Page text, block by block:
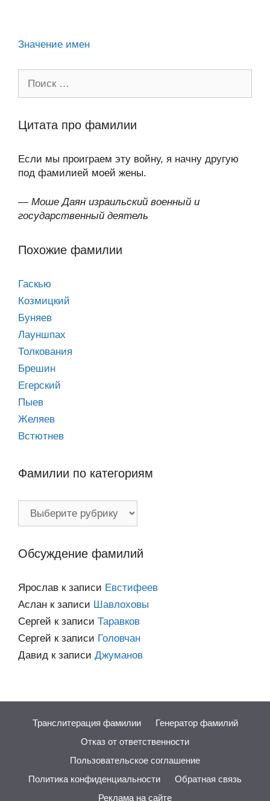
Значение имен
Цитата про фамилии
Если мы проиграем эту войну, я начну другую
под фамилией моей жены.
— Моше Даян израильский военный и
государственный деятель
Похожие фамилии
Гаскью
Козмицкий
Буняев
Лауншпах
Толкования
Брешин
Егерский
Пыев
Желяев
Встютнев
Фамилии по категориям
Фамилии
Обсуждение фамилий
Ярослав к записи Евстифеев
Аслан к записи Шавлоховы
Сергей к записи Таравков
Сергей к записи Головчан
Давид к записи Джуманов
Транслитерация фамилии
Генератор фамилий
Отказ от ответственности
Пользовательское соглашение
Политика конфиденциальности
Обратная связь
Реклама на сайте